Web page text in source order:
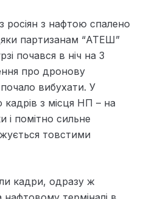
росіян з нафтою спалено
партизанам “АТЕШ”
почався в ніч на 3
про дронову
вибухати. У
з місця НП – на
і помітно сильне
товстими
кадри, одразу ж